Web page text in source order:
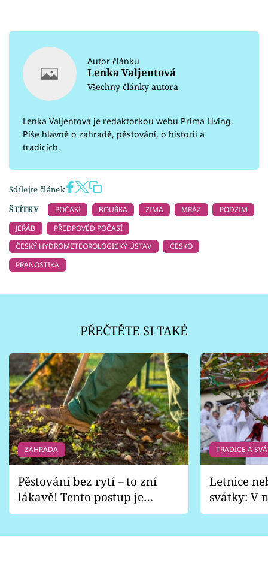
Autor článku
Lenka Valjentová
Všechny články autora
Lenka Valjentová je redaktorkou webu Prima Living.
Píše hlavně o zahradě, pěstování, o historii a
tradicích.
Sdílejte článek
ŠTÍTKY
POČASÍ BOUŘKA ZIMA MRÁZ
PODZIM
JEŘÁB
PŘEDPOVĚĎ POČASÍ
ČESKÝ HYDROMETEOROLOGICKÝ ÚSTAV
ČESKO
PRANOSTIKA
PŘEČTĚTE SI TAKÉ
ZAHRADA
Pěstování bez rytí – to zní
lákavě! Tento postup je
vhodný jen pro některé
TRADICE A
Letnice
svátky: V
pondělí